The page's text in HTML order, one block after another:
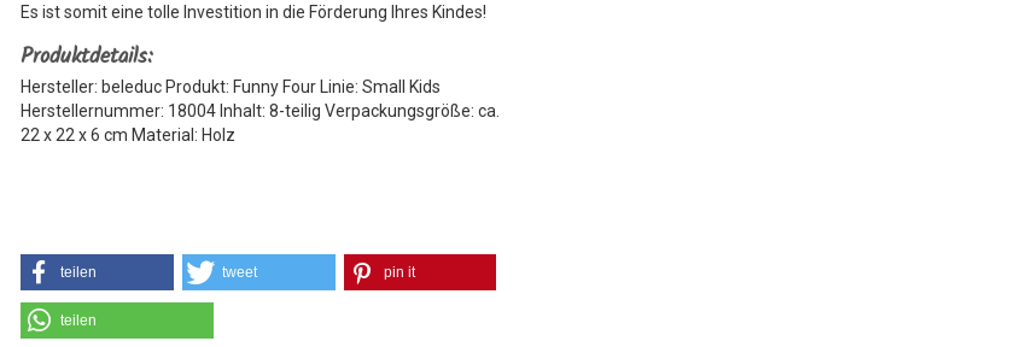
Es ist somit eine tolle Investition in die Förderung Ihres Kindes!
Produktdetails:
Hersteller: beleduc Produkt: Funny Four Linie: Small Kids
Herstellernummer: 18004 Inhalt: 8-teilig Verpackungsgröße: ca.
22 x 22 x 6 cm Material: Holz
teilen tweet pin it
teilen